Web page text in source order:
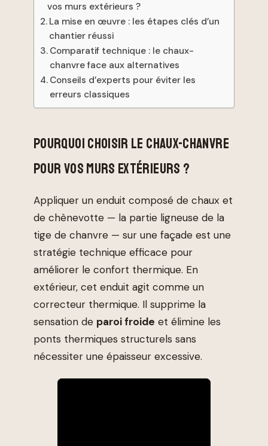
vos murs extérieurs ?
La mise en œuvre : les étapes clés d’un
chantier réussi
Comparatif technique : le chaux-
chanvre face aux alternatives
Conseils d’experts pour éviter les
erreurs classiques
POURQUOI CHOISIR LE CHAUX-CHANVRE
POUR VOS MURS EXTÉRIEURS ?
Appliquer un enduit composé de chaux et
de chènevotte — la partie ligneuse de la
tige de chanvre — sur une façade est une
stratégie technique efficace pour
améliorer le confort thermique. En
extérieur, cet enduit agit comme un
correcteur thermique. Il supprime la
sensation de paroi froide et élimine les
ponts thermiques structurels sans
nécessiter une épaisseur excessive.